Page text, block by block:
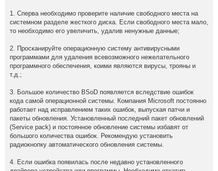
1. Сперва необходимо проверите наличие свободного места на
системном разделе жесткого диска. Если свободного места мало,
то необходимо его увеличить, удалив ненужные данные;
2. Просканируйте операционную систему антивирусными
программами для удаления всевозможного нежелательного
программного обеспечения, коими являются вирусы, трояны и
т.д.;
3. Большое количество BSoD появляется вследствие ошибок
кода самой операционной системы. Компания Microsoft постоянно
работает над исправлением таких ошибок, выпуская патчи и
пакеты обновления. Установленный последний пакет обновлений
(Service pack) и постоянное обновление системы избавят от
большого количества ошибок. Рекомендую установить
радиокнопку автоматического обновления системы.
4. Если ошибка появилась после недавно установленного